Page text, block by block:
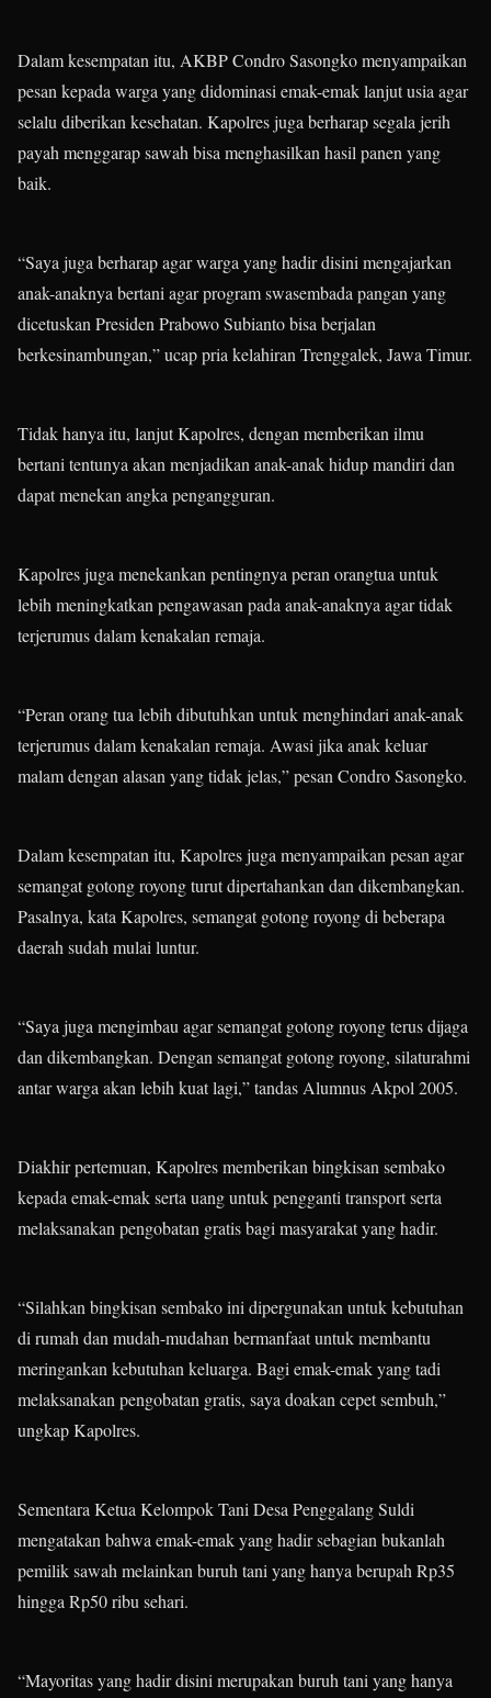
Dalam kesempatan itu, AKBP Condro Sasongko menyampaikan
pesan kepada warga yang didominasi emak-emak lanjut usia agar
selalu diberikan kesehatan. Kapolres juga berharap segala jerih
payah menggarap sawah bisa menghasilkan hasil panen yang
baik.
“Saya juga berharap agar warga yang hadir disini mengajarkan
anak-anaknya bertani agar program swasembada pangan yang
dicetuskan Presiden Prabowo Subianto bisa berjalan
berkesinambungan,” ucap pria kelahiran Trenggalek, Jawa Timur.
Tidak hanya itu, lanjut Kapolres, dengan memberikan ilmu
bertani tentunya akan menjadikan anak-anak hidup mandiri dan
dapat menekan angka pengangguran.
Kapolres juga menekankan pentingnya peran orangtua untuk
lebih meningkatkan pengawasan pada anak-anaknya agar tidak
terjerumus dalam kenakalan remaja.
“Peran orang tua lebih dibutuhkan untuk menghindari anak-anak
terjerumus dalam kenakalan remaja. Awasi jika anak keluar
malam dengan alasan yang tidak jelas,” pesan Condro Sasongko.
Dalam kesempatan itu, Kapolres juga menyampaikan pesan agar
semangat gotong royong turut dipertahankan dan dikembangkan.
Pasalnya, kata Kapolres, semangat gotong royong di beberapa
daerah sudah mulai luntur.
“Saya juga mengimbau agar semangat gotong royong terus dijaga
dan dikembangkan. Dengan semangat gotong royong, silaturahmi
antar warga akan lebih kuat lagi,” tandas Alumnus Akpol 2005.
Diakhir pertemuan, Kapolres memberikan bingkisan sembako
kepada emak-emak serta uang untuk pengganti transport serta
melaksanakan pengobatan gratis bagi masyarakat yang hadir.
“Silahkan bingkisan sembako ini dipergunakan untuk kebutuhan
di rumah dan mudah-mudahan bermanfaat untuk membantu
meringankan kebutuhan keluarga. Bagi emak-emak yang tadi
melaksanakan pengobatan gratis, saya doakan cepet sembuh,”
ungkap Kapolres.
Sementara Ketua Kelompok Tani Desa Penggalang Suldi
mengatakan bahwa emak-emak yang hadir sebagian bukanlah
pemilik sawah melainkan buruh tani yang hanya berupah Rp35
hingga Rp50 ribu sehari.
“Mayoritas yang hadir disini merupakan buruh tani yang hanya